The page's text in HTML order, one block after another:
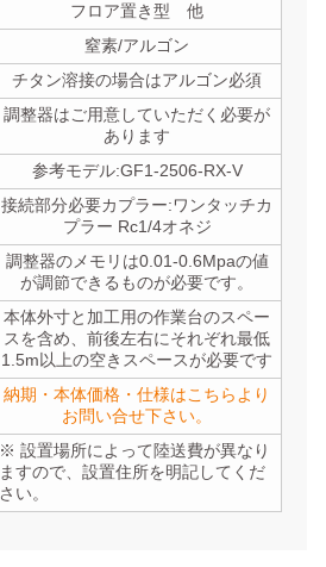
フロア置き型 他
窒素/アルゴン
チタン溶接の場合はアルゴン必須
調整器はご用意していただく必要が
あります
参考モデル:GF1-2506-RX-V
接続部分必要カプラー:ワンタッチカ
プラー Rc1/4オネジ
調整器のメモリは0.01-0.6Mpaの値
が調節できるものが必要です。
本体外寸と加工用の作業台のスペー
スを含め、前後左右にそれぞれ最低
1.5m以上の空きスペースが必要です
納期・本体価格・仕様はこちらより
お問い合せ下さい。
※ 設置場所によって陸送費が異なり
ますので、設置住所を明記してくだ
さい。